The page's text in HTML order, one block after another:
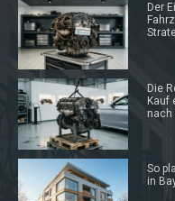
Der
Die
Kauf
nach
So
in